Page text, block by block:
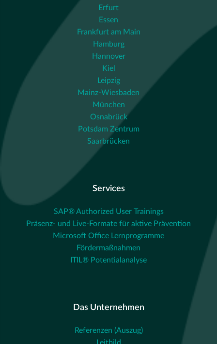
Erfurt
Essen
Frankfurt am Main
Hamburg
Hannover
Kiel
Leipzig
Mainz-Wiesbaden
München
Osnabrück
Potsdam Zentrum
Saarbrücken
Services
SAP® Authorized User Trainings
Präsenz- und Live-Formate für aktive Prävention
Microsoft Office Lernprogramme
Fördermaßnahmen
ITIL® Potentialanalyse
Das Unternehmen
Referenzen (Auszug)